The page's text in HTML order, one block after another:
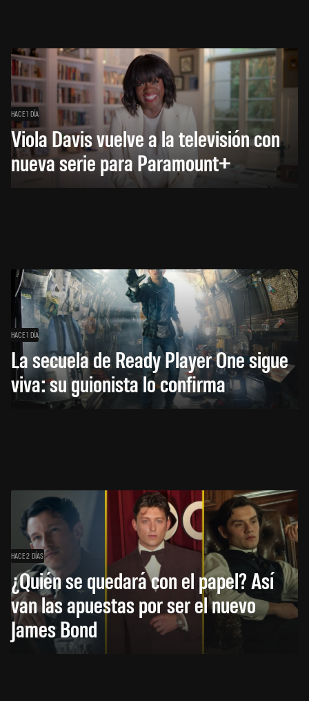
HACE 1 DÍA
Viola Davis vuelve a la televisión con
nueva serie para Paramount+
HACE 1 DÍA
La secuela de Ready Player One sigue
viva: su guionista lo confirma
HACE 2 DÍAS
¿Quién se quedará con el papel? Así
van las apuestas por ser el nuevo
James Bond